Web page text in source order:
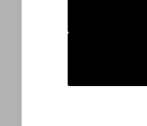
#竹下 インポート